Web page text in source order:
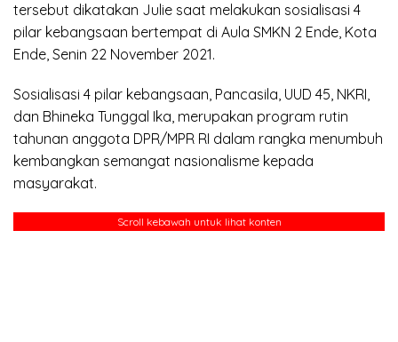
tersebut dikatakan Julie saat melakukan sosialisasi 4
pilar kebangsaan bertempat di Aula SMKN 2 Ende, Kota
Ende, Senin 22 November 2021.
Sosialisasi 4 pilar kebangsaan, Pancasila, UUD 45, NKRI,
dan Bhineka Tunggal Ika, merupakan program rutin
tahunan anggota DPR/MPR RI dalam rangka menumbuh
kembangkan semangat nasionalisme kepada
masyarakat.
Scroll kebawah untuk lihat konten